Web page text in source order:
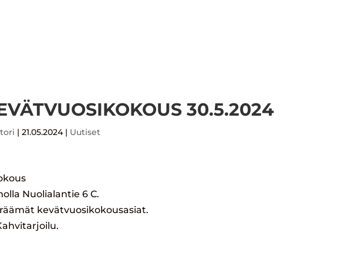
30.5.2024
|21.05.2024| Uutiset
Nuolialantie 6 C.
kevätvuosikokousasiat.